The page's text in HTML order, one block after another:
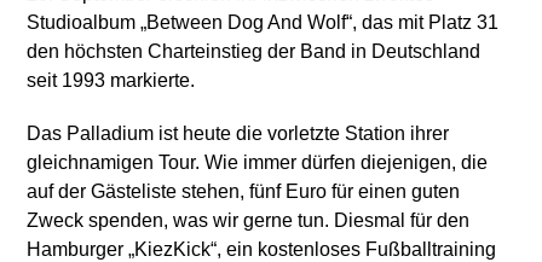
Studioalbum „Between Dog And Wolf“, das mit Platz 31
den höchsten Charteinstieg der Band in Deutschland
seit 1993 markierte.
Das Palladium ist heute die vorletzte Station ihrer
gleichnamigen Tour. Wie immer dürfen diejenigen, die
auf der Gästeliste stehen, fünf Euro für einen guten
Zweck spenden, was wir gerne tun. Diesmal für den
Hamburger „KiezKick“, ein kostenloses Fußballtraining